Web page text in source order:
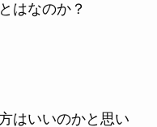
はなのか？
はいいのかと思い